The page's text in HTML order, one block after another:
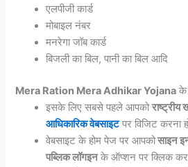
एलपीजी कार्ड
मोबाइल नंबर
मनरेगा जॉब कार्ड
बिजली का बिल, पानी का बिल आदि
Mera Ration Mera Adhikar Yojana के
इसके लिए सबसे पहले आपकोराष्ट्रीय
आधिकारिक वेबसाइटपर विजिट करना
वेबसाइट के होम पेज पर आपकोसाइन
पब्लिक लॉगइनके ऑप्शन पर क्लिक